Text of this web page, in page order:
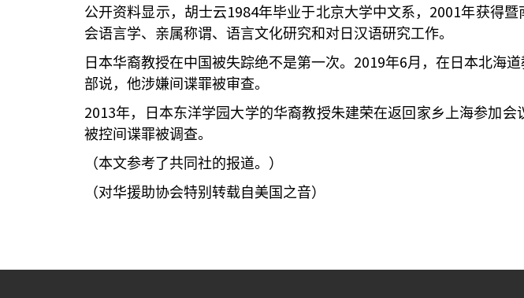
公开资料显示，胡士云1984年毕业于北京大学中文系， 2001年获得暨
会语言学、亲属称谓、语言文化研究和对日汉语研究工作。
日本华裔教授在中国被失踪绝不是第一次。 2019年6月，在日本北海
部说，他涉嫌间谍罪被审查。
2013年，日本东洋学园大学的华裔教授朱建荣在返回家乡上海参加
被控间谍罪被调查。
（本文参考了共同社的报道。）
（对华援助协会特别转载自美国之音）